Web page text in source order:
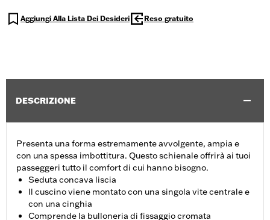
Aggiungi Alla Lista Dei Desideri Reso gratuito
DESCRIZIONE
Presenta una forma estremamente avvolgente, ampia e
con una spessa imbottitura. Questo schienale offrirà ai tuoi
passeggeri tutto il comfort di cui hanno bisogno.
Seduta concava liscia
Il cuscino viene montato con una singola vite centrale e
con una cinghia
Comprende la bulloneria di fissaggio cromata